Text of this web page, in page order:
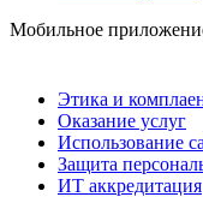
Мобильное
Этика и
Оказание услуг
Использование
Защита
ИТ аккредитация